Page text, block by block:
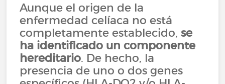
Aunque el origen de la
enfermedad celíaca no está
completamente establecido,se
ha identificado un componente
hereditario. De hecho, la
presencia de uno o dos genes